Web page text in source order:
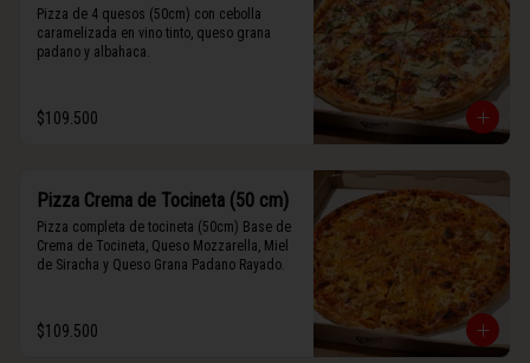
Pizza de 4 quesos (50cm) con cebolla
caramelizada en vino tinto, queso grana
padano y albahaca.
$109.500
Pizza Crema de Tocineta (50 cm)
Pizza completa de tocineta (50cm) Base de
Crema de Tocineta, Queso Mozzarella, Miel
de Siracha y Queso Grana Padano Rayado.
$109.500